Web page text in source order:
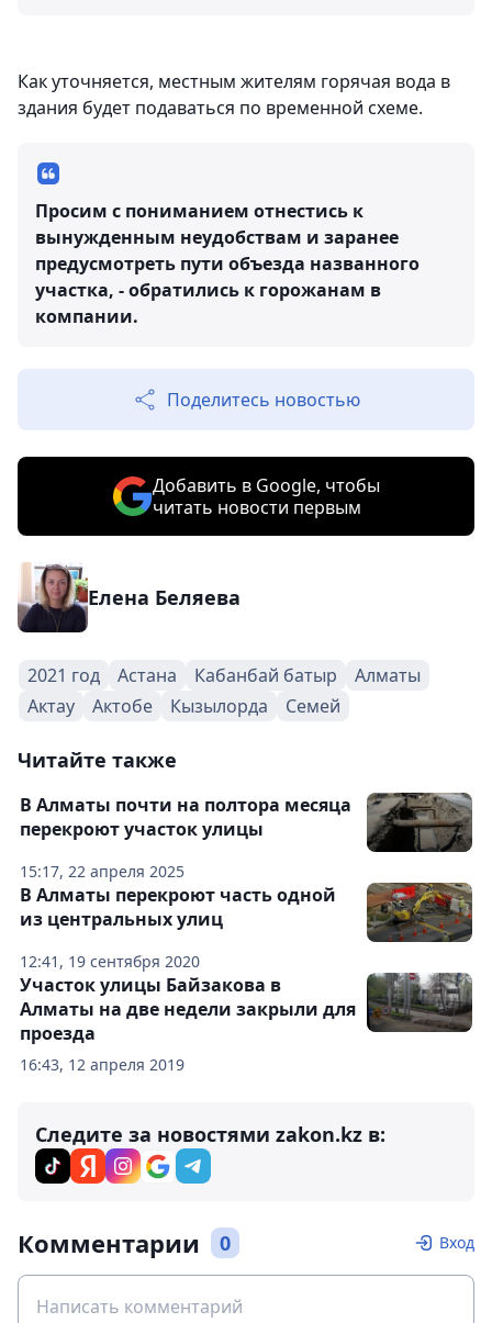
Как уточняется, местным жителям горячая вода в
здания будет подаваться по временной схеме.
Просим с пониманием отнестись к
вынужденным неудобствам и заранее
предусмотреть пути объезда названного
участка, - обратились к горожанам в
компании.
Поделитесь новостью
Добавить в Google, чтобы
читать новости первым
Елена Беляева
2021 год Астана Кабанбай батыр
Алматы
Актау
Актобе Кызылорда Семей
Читайте также
15:17, 22 апреля 2025
В Алматы почти на полтора месяца
перекроют участок улицы
12:41, 19 сентября 2020
В Алматы перекроют часть одной
из центральных улиц
16:43, 12 апреля 2019
Участок улицы Байзакова в
Алматы на две недели закрыли для
проезда
Следите за новостями zakon.kz в:
Комментарии 0 Вход